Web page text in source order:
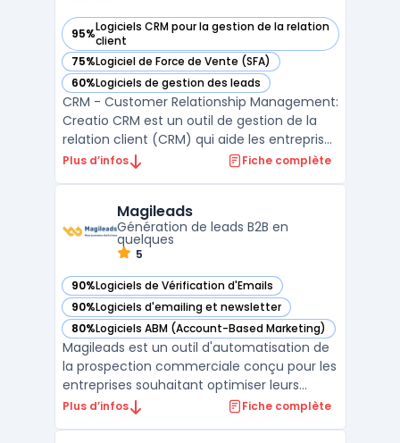
95%Logiciels CRM pour la gestion de la relation
client
— voir Creatio CRM dans cette catégorie
75%Logiciel de Force de Vente (SFA)
— voir Creatio CRM dans cette catégorie
60%Logiciels de gestion des leads
— voir Creatio CRM dans cette catégorie
CRM - Customer Relationship Management:
Creatio CRM est un outil de gestion de la
relation client (CRM) qui aide les entreprises
à gérer efficacement toutes les
les ventes, le marketing et le service client
à partir ...
Plus d’infos Fiche complète
Magileads
Génération de leads B2B en
quelques
5
90%Logiciels de Vérification d'Emails
— voir Magileads dans cette catégorie
90%Logiciels d'emailing et newsletter
— voir Magileads dans cette catégorie
80%Logiciels ABM (Account-Based Marketing)
— voir Magileads dans cette catégorie
Magileads est un outil d'automatisation de
la prospection commerciale conçu pour les
entreprises souhaitant optimiser leurs
campagnes de génération de leads B2B. Ce
Plus d’infos Fiche complète